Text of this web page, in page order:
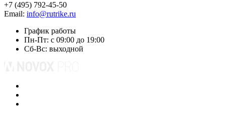
+7 (495) 792-45-50
Email: info@rutrike.ru
График работы
Пн-Пт: с 09:00 до 19:00
Сб-Вс: выходной